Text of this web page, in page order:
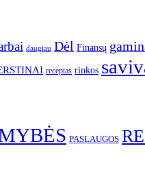
daugiau Dėl Finansų
receptas rinkos
PASLAUGOS